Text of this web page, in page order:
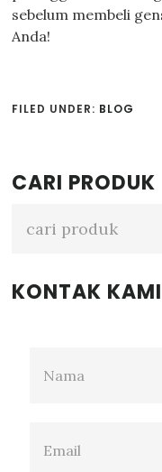
sebelum membeli
Anda!
FILED UNDER: BLOG
Primary
Sidebar
CARI PRODUK
KONTAK KAMI